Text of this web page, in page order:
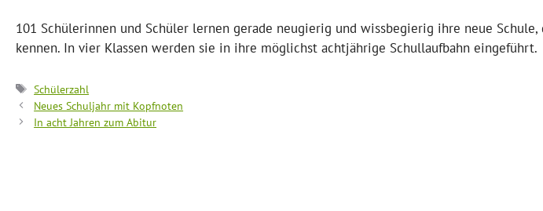
101 Schülerinnen und Schüler lernen gerade neugierig und wissbegierig ihre neue Schule,
kennen. In vier Klassen werden sie in ihre möglichst achtjährige Schullaufbahn eingeführt.
Schlagwörter
Schülerzahl
Neues Schuljahr mit Kopfnoten
In acht Jahren zum Abitur